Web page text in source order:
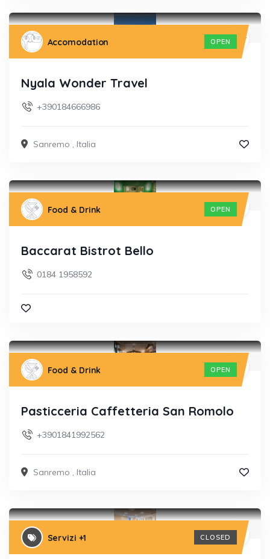
Accomodation OPEN
Nyala Wonder Travel
+390184666986
Sanremo , Italia
Food & Drink OPEN
Baccarat Bistrot Bello
0184 1958592
Food & Drink OPEN
Pasticceria Caffetteria San Romolo
+3901841992562
Sanremo , Italia
Servizi +1 CLOSED